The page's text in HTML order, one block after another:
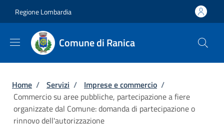
Regione Lombardia
Comune di Ranica
Briciole di pane
Home / Servizi / Imprese e commercio /
Commercio su aree pubbliche, partecipazione a fiere
organizzate dal Comune: domanda di partecipazione o
rinnovo dell'autorizzazione